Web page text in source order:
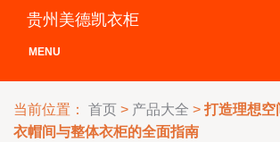
贵州美德凯衣柜
MENU
当前位置： 首页 > 产品大全 > 打造理想空
衣帽间与整体衣柜的全面指南